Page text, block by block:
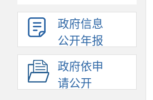
政府信息
公开年报
政府依申
请公开